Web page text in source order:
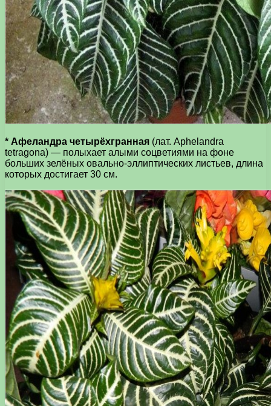
* Афеландра четырёхгранная (лат. Aphelandra
tetragona) — полыхает алыми соцветиями на фоне
больших зелёных овально-эллиптических листьев, длина
которых достигает 30 см.